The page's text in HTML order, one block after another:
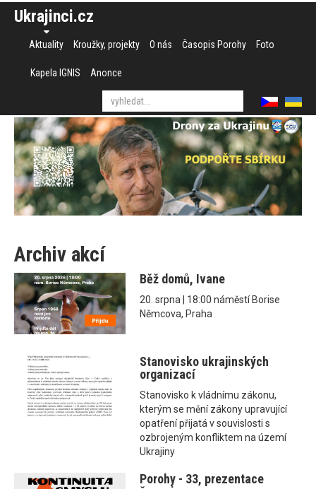
Ukrajinci.cz
Aktuality Kroužky, projekty O nás Časopis Porohy Foto
Kapela IGNIS Anonce
Archiv akcí
Běž domů, Ivane
20. srpna | 18:00 náměstí Borise
Němcova, Praha
Stanovisko ukrajinských
organizací
Stanovisko k vládnímu zákonu,
kterým se mění zákony upravující
opatření přijatá v souvislosti s
ozbrojeným konfliktem na území
Ukrajiny
Porohy - 33, prezentace